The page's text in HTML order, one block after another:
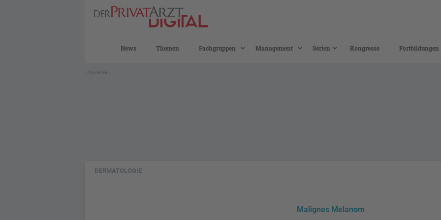
News Themen Fachgruppen Management Serien Kongresse Fortbildungen
- ANZEIGE -
DERMATOLOGIE
Malignes Melanom